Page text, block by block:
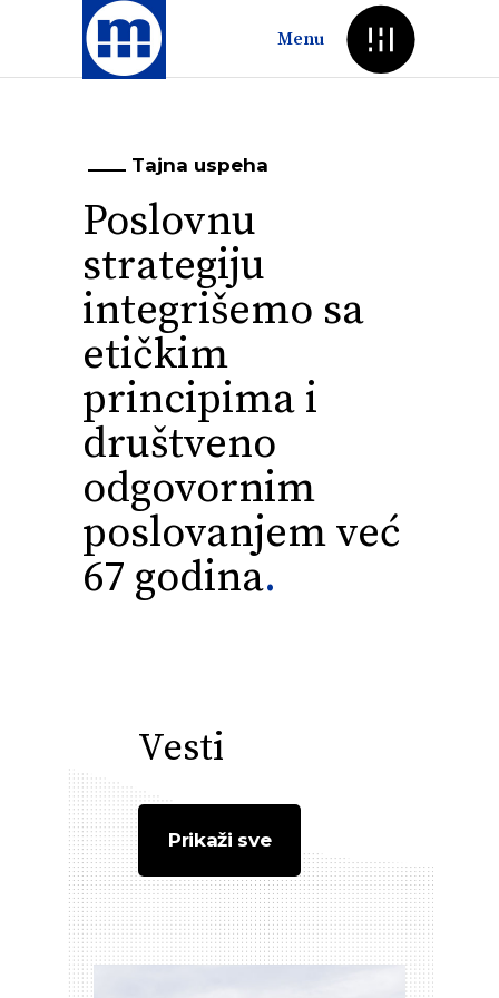
Menu
Tajna uspeha
Poslovnu
strategiju
integrišemo sa
etičkim
principima i
društveno
odgovornim
poslovanjem već
67 godina.
Vesti
Prikaži sve